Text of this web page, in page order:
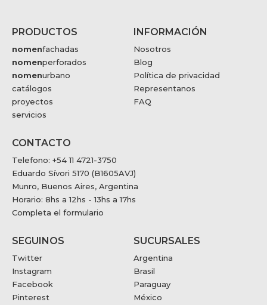
PRODUCTOS
nomenfachadas
nomenperforados
nomenurbano
catálogos
proyectos
servicios
INFORMACIÓN
Nosotros
Blog
Política de privacidad
Representanos
FAQ
CONTACTO
Telefono: +54 11 4721-3750
Eduardo Sívori 5170 (B1605AVJ)
Munro, Buenos Aires, Argentina
Horario: 8hs a 12hs - 13hs a 17hs
Completa el formulario
SEGUINOS
Twitter
Instagram
Facebook
Pinterest
SUCURSALES
Argentina
Brasil
Paraguay
México